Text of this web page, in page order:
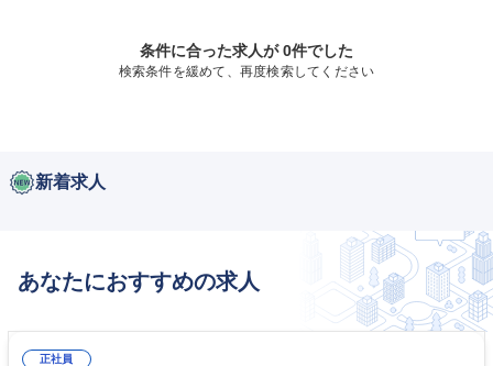
条件に合った求人が 0件でした
検索条件を緩めて、再度検索してください
新着求人
あなたにおすすめの求人
正社員